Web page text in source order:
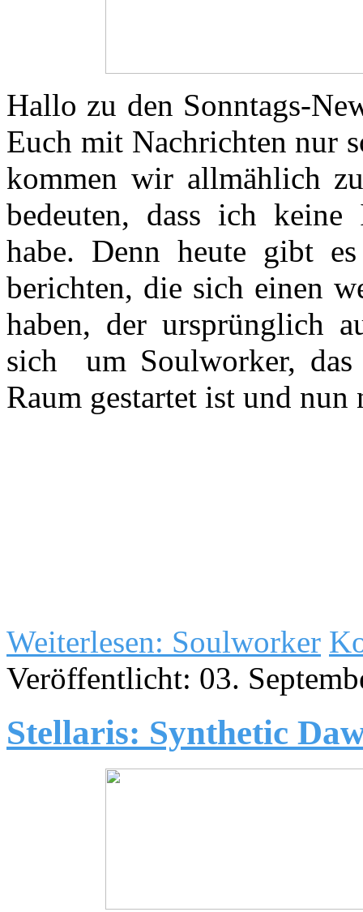
Hallo zu den Sonntags-
Euch mit Nachrichten nur
kommen wir allmählich
bedeuten, dass ich
habe. Denn heute gibt
berichten, die sich einen
haben, der ursprünglich
sich um Soulworker, das
Raum gestartet ist und
Weiterlesen: Soulworker
Veröffentlicht: 03.
Stellaris: Synthetic